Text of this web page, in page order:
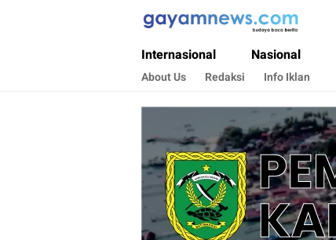
Gayamnews.com
Budaya Baca Berita
Internasional Nasional
About Us Redaksi Info Iklan